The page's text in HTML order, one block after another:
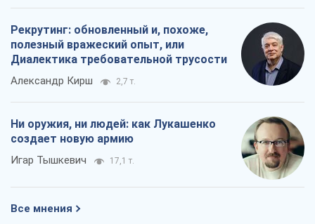
Рекрутинг: обновленный и, похоже,
полезный вражеский опыт, или
Диалектика требовательной трусости
Александр Кирш 2,7 т.
Ни оружия, ни людей: как Лукашенко
создает новую армию
Игар Тышкевич 17,1 т.
Все мнения